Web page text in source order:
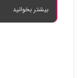
بیشتر بخوانید